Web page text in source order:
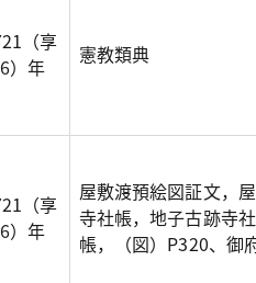
（享
）年
憲教類典
（享
）年
屋敷渡預絵図証文，
寺社帳，地子古跡寺
帳，（図）P320、御